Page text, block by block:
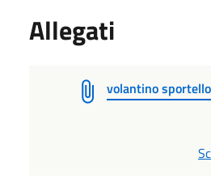
Allegati
volantino